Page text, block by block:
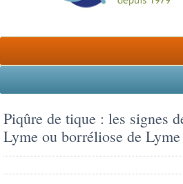
Piqûre de tique : les signes
Lyme ou borréliose de Lyme